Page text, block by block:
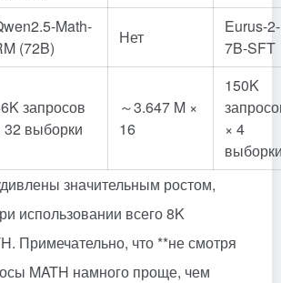
Math-
(72B)
Нет
Eurus-2-
7B-SFT
запросов
32 выборки
～3.647 M ×
16
150K
× 4
значительным ростом,
использовании всего 8K
Примечательно, что **не смотря
MATH намного проще, чем